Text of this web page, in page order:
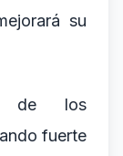
su
de los
fuerte